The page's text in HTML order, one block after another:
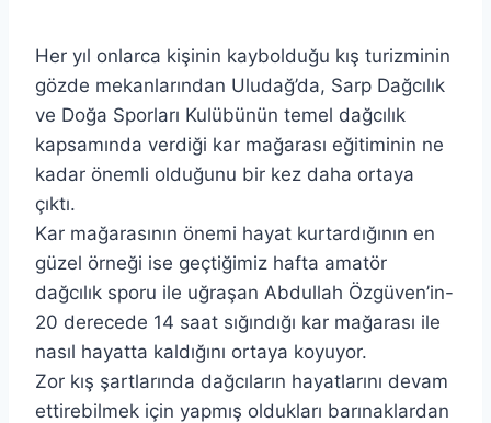
Her yıl onlarca kişinin kaybolduğu kış turizminin
gözde mekanlarından Uludağ’da, Sarp Dağcılık
ve Doğa Sporları Kulübünün temel dağcılık
kapsamında verdiği kar mağarası eğitiminin ne
kadar önemli olduğunu bir kez daha ortaya
çıktı.
Kar mağarasının önemi hayat kurtardığının en
güzel örneği ise geçtiğimiz hafta amatör
dağcılık sporu ile uğraşan Abdullah Özgüven’in-
20 derecede 14 saat sığındığı kar mağarası ile
nasıl hayatta kaldığını ortaya koyuyor.
Zor kış şartlarında dağcıların hayatlarını devam
ettirebilmek için yapmış oldukları barınaklardan